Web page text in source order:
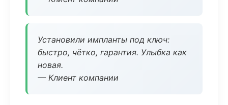
Установили импланты под ключ:
быстро, чётко, гарантия. Улыбка как
новая.
— Клиент компании